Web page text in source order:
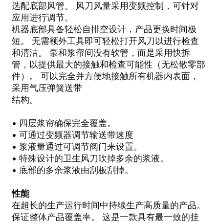
选配底部风管。 风刀风量采用变频控制，可针对
应用进行调节。
机器底部具备轻松自排空设计，产品更换时间极
短。 无需额外工具即可轻松打开风刀以进行检查
和清洁。 泵和浆帘间没有软管，而是采用快拆
管，以提供最大的接触和检查可能性（无松散零部
件）。 可以完全并方便地接触所有机器内表面，
采用气压弹簧送带
结构。
• 四层浆帘确保完全覆盖。
• 可通过变频器调节输送带速度
• 浆液量通过可调节阀门来设置。
• 特殊设计的卫生风刀吹掉多余的浆液。
• 底部的多余浆液由刮板刮掉。
性能
在超长的生产运行时间中持续生产高质量的产品。
保证整体产品覆盖率。 这是一款具有最一致的挂